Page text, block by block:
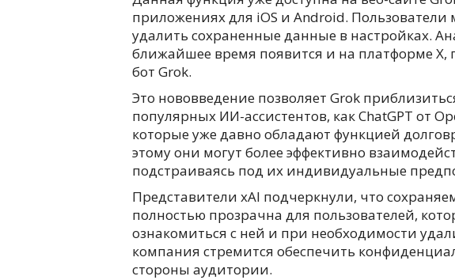
приложениях для iOS и Android. Пользователи
удалить сохраненные данные в настройках.
ближайшее время появится и на платформе X,
бот Grok.
Это нововведение позволяет Grok
популярных ИИ-ассистентов, как ChatGPT от
которые уже давно обладают функцией
этому они могут более эффективно
подстраиваясь под их индивидуальные
Представители xAI подчеркнули, что
полностью прозрачна для пользователей,
ознакомиться с ней и при необходимости
компания стремится обеспечить
стороны аудитории.